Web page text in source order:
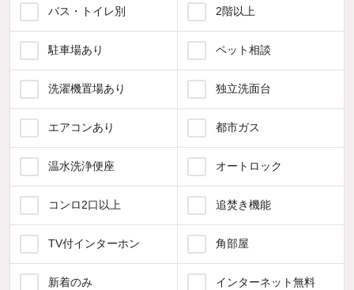
バス・トイレ別 2階以上
駐車場あり ペット相談
洗濯機置場あり 独立洗面台
エアコンあり 都市ガス
温水洗浄便座 オートロック
コンロ2口以上 追焚き機能
TV付インターホン 角部屋
新着のみ インターネット無料